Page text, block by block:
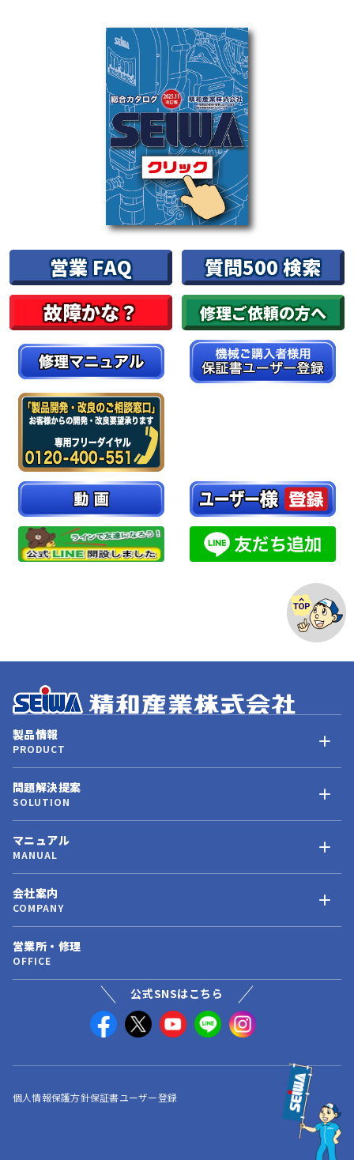
営業 FAQ
質問500 検索
故障かな？
修理ご依頼の方へ
製品情報
PRODUCT
問題解決提案
SOLUTION
マニュアル
MANUAL
会社案内
COMPANY
営業所・修理
OFFICE
公式SNSはこちら
個人情報保護方針保証書ユーザー登録